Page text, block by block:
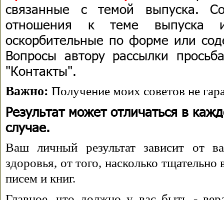
связанные с темой выпуска.
отношения к теме выпуска
оскорбительные по форме или
Вопросы автору рассылки
"Контакты".
Важно: Получение моих советов не
Результат может отличаться в
случае.
Ваш личный результат зависит от
здоровья, от того, насколько
писем и книг.